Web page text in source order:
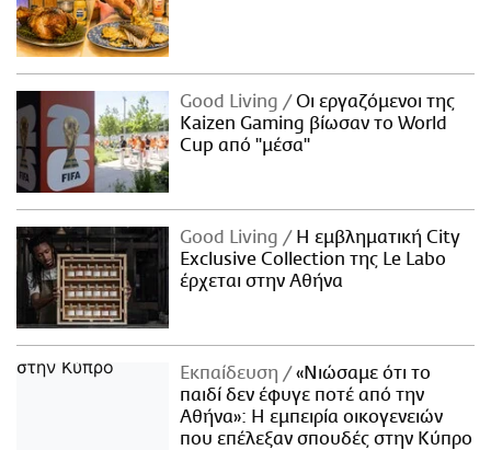
Good Living
Οι εργαζόμενοι της
Kaizen Gaming βίωσαν το World
Cup από "μέσα"
Good Living
Η εμβληματική City
Exclusive Collection της Le Labo
έρχεται στην Αθήνα
Εκπαίδευση
«Νιώσαμε ότι το
παιδί δεν έφυγε ποτέ από την
Αθήνα»: Η εμπειρία οικογενειών
που επέλεξαν σπουδές στην Κύπρο